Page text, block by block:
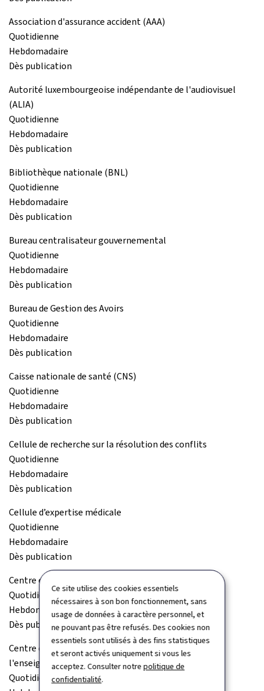
Ce site utilise des cookies essentiels
nécessaires à son bon fonctionnement, sans
usage de données à caractère personnel, et
ne pouvant pas être refusés. Des cookies non
essentiels sont utilisés à des fins statistiques
et seront activés uniquement si vous les
acceptez. Consulter notrepolitique de
confidentialité.
Association d'assurance accident (AAA)
Quotidienne
Hebdomadaire
Dès publication
Autorité luxembourgeoise indépendante de l'audiovisuel
(ALIA)
Quotidienne
Hebdomadaire
Dès publication
Bibliothèque nationale (BNL)
Quotidienne
Hebdomadaire
Dès publication
Bureau centralisateur gouvernemental
Quotidienne
Hebdomadaire
Dès publication
Bureau de Gestion des Avoirs
Quotidienne
Hebdomadaire
Dès publication
Caisse nationale de santé (CNS)
Quotidienne
Hebdomadaire
Dès publication
Cellule de recherche sur la résolution des conflits
Quotidienne
Hebdomadaire
Dès publication
Cellule d’expertise médicale
Quotidienne
Hebdomadaire
Dès publication
Centre commun de la sécurité sociale (CCSS)
Quotidienne
Hebdomadaire
Dès publication
Centre de documentation et d'information sur
l'enseignement supérieur (Cedies)
Quotidienne